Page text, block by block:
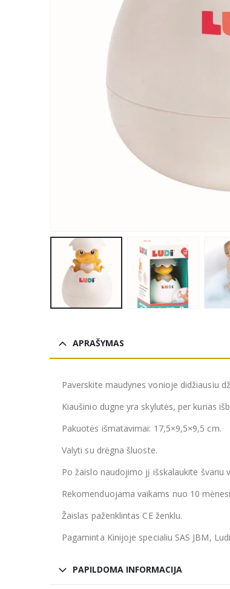
APRAŠYMAS
Paverskite maudynes vonioje didžiausiu
Kiaušinio dugne yra skylutės, per kurias
Pakuotės išmatavimai: 17,5×9,5×9,5 cm.
Valyti su drėgna šluoste.
Po žaislo naudojimo jį išskalaukite švariu
Rekomenduojama vaikams nuo 10
Žaislas paženklintas CE ženklu.
Pagaminta Kinijoje specialiu SAS JBM,
PAPILDOMA INFORMACIJA